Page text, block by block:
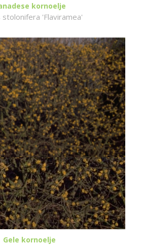
kornoelje
stolonifera 'Flaviramea'
Gele kornoelje